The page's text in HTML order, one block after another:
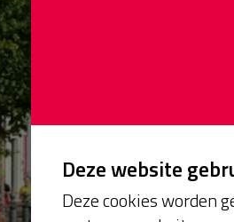
Deze website
Deze cookies worden